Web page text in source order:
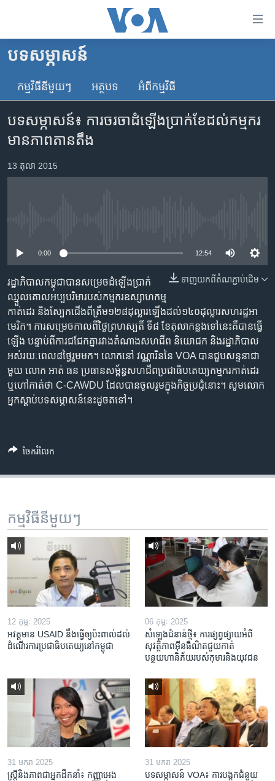
គេហទំព័រ​
និង​
ចូល​
ទំព័រ​
រចនា
សម្ព័ន្ធ​
រំលង​
ចូល​
ទំព័រ​
ស្វែង​
កម្ពុជា
អន្តរជាតិ
កម្ពុជាច្នៃប្រតិដ្ឋ
កម្មវិធីទាំងអស់
Khmer English
បណ្តាញ​សង្គម
ភាសា
បទ​សម្ភាសន៍
កម្មវិធី​នីមួយៗ អត្ថបទ​ អំពី​កម្មវិធី​
បទ​សម្ភាសន៍៖ ការ​ចរចា​ដំឡើង​ប្រាក់​ខែ​ដល់​កម្មករ​​
មាន​ភាព​តានតឹង
13 តុលា 2015
0:00 12:54
ទាញ​យក​ពី​តំណភ្ជាប់​ដើម
រដ្ឋាភិបាល​កម្ពុជា​បាន​សម្រេច​ដំឡើង​ប្រាក់​
ឈ្នួល​គោល​អប្បបរិមា​របស់​​​កម្មករ​ឧស្សាហកម្ម​
កាត់​ដេរ​ ​និង​ស្បែក​ជើង​ពី​ត្រឹម​១២៨​ដុល្លារ​​ឡើង​​ដល់​១៤០​ដុល្លារ​សហរដ្ឋអា​
មេរិក។​ ការ​សម្រេច​កាល​ពី​ថ្ងៃ​ព្រហស្បតិ៍​ ទី៨ ខែ​តុលា​កន្លង​ទៅ​នេះ​គឺ​បាន​ធ្វើ
ឡើង​ បន្ទាប់​ពី​ការ​ជជែក​គ្នារ​វាង​តំណាង​សហជីព​ ​និយោជក​ ​និង​រដ្ឋា​ភិបាល​
អស់​រយៈ​ពេល​៨​ថ្ងៃ​រួម​មក។ លោក​នៅ វណ្ណារិន​នៃ​ VOA​ ​បាន​ជួប​សន្ទនា​ជា​
មួយ ​លោក​ អាត់ ធន ​ប្រធាន​សម្ព័ន្ធ​សហជីព​ប្រជាធិបតេយ្យ​កម្មករ​កាត់​ដេរ​
ឬ​ហៅ​កាត់​ថា ​C-CAWDU​ ដែល​បាន​ចូលរូម​ក្នុង​កិច្ច​ប្រជុំ​នោះ។ សូម​លោក​
អ្នក​ស្តាប់​បទ​សម្ភាសន៍​នេះ​ដូច​ត​ទៅ។
ចែករំលែក
កម្មវិធី​នីមួយៗ
12 កុម្ភៈ 2025
អវត្តមាន USAID នឹងធ្វើឲ្យប៉ះពាល់ដល់
ដំណើរការប្រជាធិបតេយ្យនៅកម្ពុជា
06 កុម្ភៈ 2025
សំឡេងជំនាន់ថ្មី៖ ការផ្សព្វផ្សាយអំពី
សុវត្ថិភាពអ៊ីនធឺណិតជួយកាត់
បន្ថយហានិភ័យរបស់កុមារនិងយុវជន
31 មករា 2025
ស្រ្តី​និង​ភាព​ជា​អ្នក​ដឹកនាំ៖ កញ្ញា​អេង
31 មករា 2025
បទសម្ភាសន៍ VOA៖ ការបង្កក​ជំនួយ​